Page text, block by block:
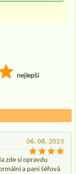
nejlepší
06. 08. 2023
zde si opravdu
a paní šéfová